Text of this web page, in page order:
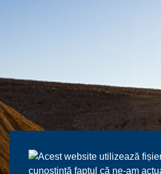
Acest website utilizează
cunoștință faptul că ne-am